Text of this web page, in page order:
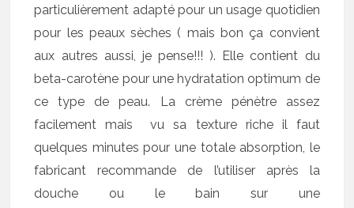
particulièrement adapté pour un usage quotidien
pour les peaux sèches ( mais bon ça convient
aux autres aussi, je pense!!! ). Elle contient du
beta-carotène pour une hydratation optimum de
ce type de peau. La crème pénètre assez
facilement mais vu sa texture riche il faut
quelques minutes pour une totale absorption, le
fabricant recommande de l’utiliser après la
douche ou le bain sur une